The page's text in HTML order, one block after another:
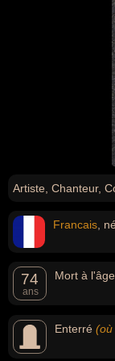
Artiste, Chanteur,
Francais ,
74
ans
Mort à
Enterré (où